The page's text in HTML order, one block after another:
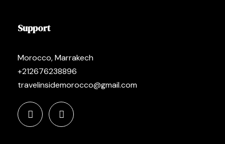
Support
Morocco, Marrakech
+212676238896
travelinsidemorocco@gmail.com